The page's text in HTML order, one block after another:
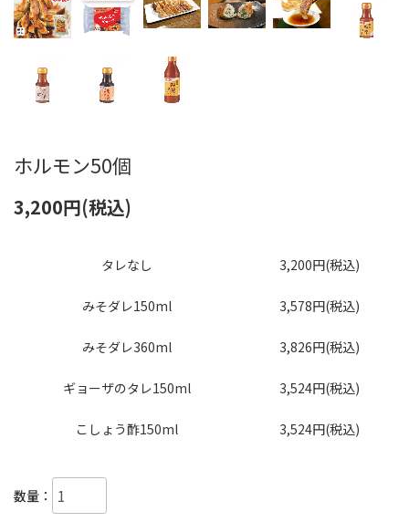
ホルモン50個
3,200円(税込)
タレなし 3,200円(税込)
みそダレ150ml 3,578円(税込)
みそダレ360ml 3,826円(税込)
ギョーザのタレ150ml 3,524円(税込)
こしょう酢150ml 3,524円(税込)
数量：